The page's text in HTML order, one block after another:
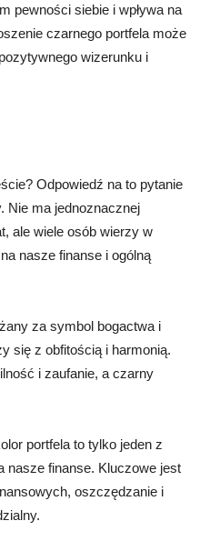
pewności siebie i wpływa na
czarnego portfela może
wizerunku i
Odpowiedź na to pytanie
Nie ma jednoznacznej
ale wiele osób wierzy w
nasze finanse i ogólną
za symbol bogactwa i
się z obfitością i harmonią.
i zaufanie, a czarny
portfela to tylko jeden z
nasze finanse. Kluczowe jest
oszczędzanie i